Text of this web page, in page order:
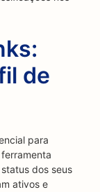
de
para
dos seus
ativos e